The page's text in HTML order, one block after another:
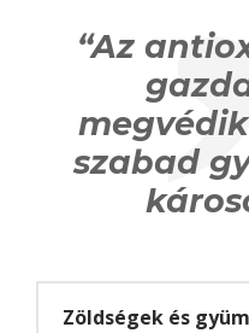
“Az
szabad
Zöldségek és